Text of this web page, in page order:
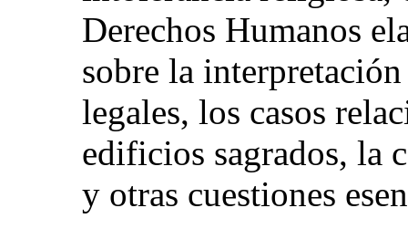
Derechos Humanos
sobre la
legales, los casos
edificios sagrados, la
y otras cuestiones